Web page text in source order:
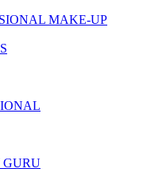
MAKE-UP
GURU